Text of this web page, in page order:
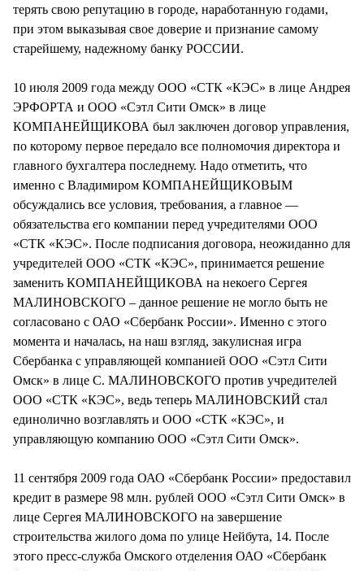
терять свою репутацию в городе, наработанную годами,
при этом выказывая свое доверие и признание самому
старейшему, надежному банку РОССИИ.
10 июля 2009 года между ООО «СТК «КЭС» в лице Андрея
ЭРФОРТА и ООО «Сэтл Сити Омск» в лице
КОМПАНЕЙЩИКОВА был заключен договор управления,
по которому первое передало все полномочия директора и
главного бухгалтера последнему. Надо отметить, что
именно с Владимиром КОМПАНЕЙЩИКОВЫМ
обсуждались все условия, требования, а главное —
обязательства его компании перед учредителями ООО
«СТК «КЭС». После подписания договора, неожиданно для
учредителей ООО «СТК «КЭС», принимается решение
заменить КОМПАНЕЙЩИКОВА на некоего Сергея
МАЛИНОВСКОГО – данное решение не могло быть не
согласовано с ОАО «Сбербанк России». Именно с этого
момента и началась, на наш взгляд, закулисная игра
Сбербанка с управляющей компанией ООО «Сэтл Сити
Омск» в лице С. МАЛИНОВСКОГО против учредителей
ООО «СТК «КЭС», ведь теперь МАЛИНОВСКИЙ стал
единолично возглавлять и ООО «СТК «КЭС», и
управляющую компанию ООО «Сэтл Сити Омск».
11 сентября 2009 года ОАО «Сбербанк России» предоставил
кредит в размере 98 млн. рублей ООО «Сэтл Сити Омск» в
лице Сергея МАЛИНОВСКОГО на завершение
строительства жилого дома по улице Нейбута, 14. После
этого пресс-служба Омского отделения ОАО «Сбербанк